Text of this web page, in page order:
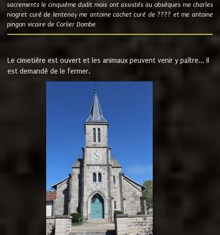
sacrements le cinquième dudit mois ont assistés au obsèques me charles
niogret curé de lentenay me antoine cachet curé de ???? et me antoine
pingon vicaire de Corlier Dombe
Le cimetière est ouvert et les animaux peuvent venir y paître... Il
est demandé de le fermer.